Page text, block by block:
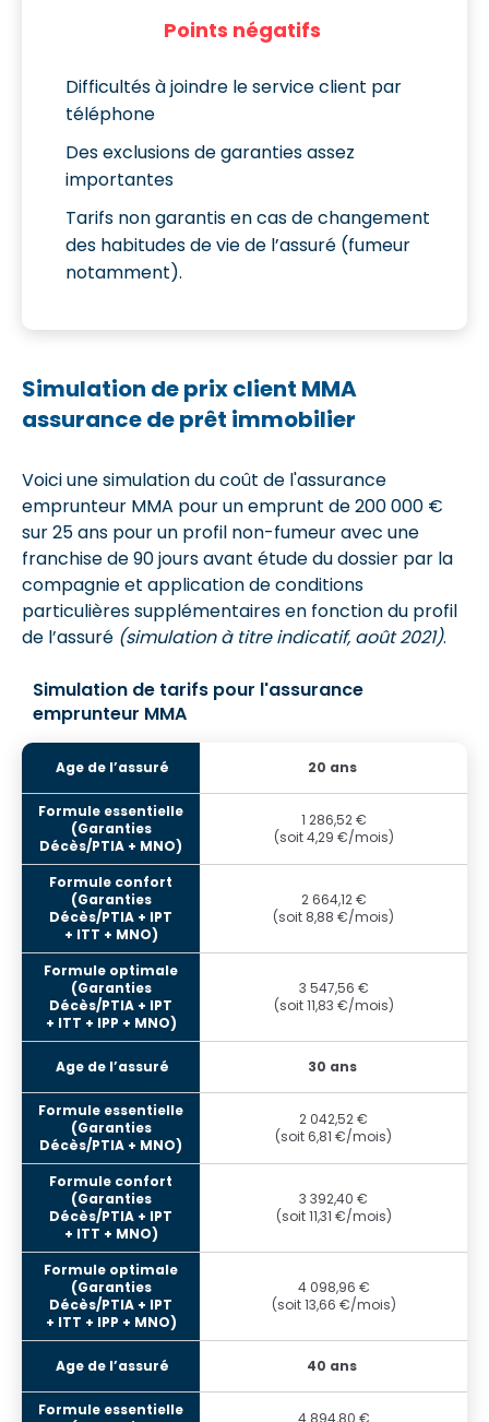
Points négatifs
Difficultés à joindre le service client par
téléphone
Des exclusions de garanties assez
importantes
Tarifs non garantis en cas de changement
des habitudes de vie de l’assuré (fumeur
notamment).
Simulation de prix client MMA
assurance de prêt immobilier
Voici une simulation du coût de l'assurance
emprunteur MMA pour un emprunt de 200 000 €
sur 25 ans pour un profil non-fumeur avec une
franchise de 90 jours avant étude du dossier par la
compagnie et application de conditions
particulières supplémentaires en fonction du profil
de l’assuré (simulation à titre indicatif, août 2021).
Simulation de tarifs pour l'assurance
emprunteur MMA
20 ans
1 286,52 €
(soit 4,29 €/mois)
2 664,12 €
(soit 8,88 €/mois)
3 547,56 €
(soit 11,83 €/mois)
30 ans
2 042,52 €
(soit 6,81 €/mois)
3 392,40 €
(soit 11,31 €/mois)
4 098,96 €
(soit 13,66 €/mois)
40 ans
4 894,80 €